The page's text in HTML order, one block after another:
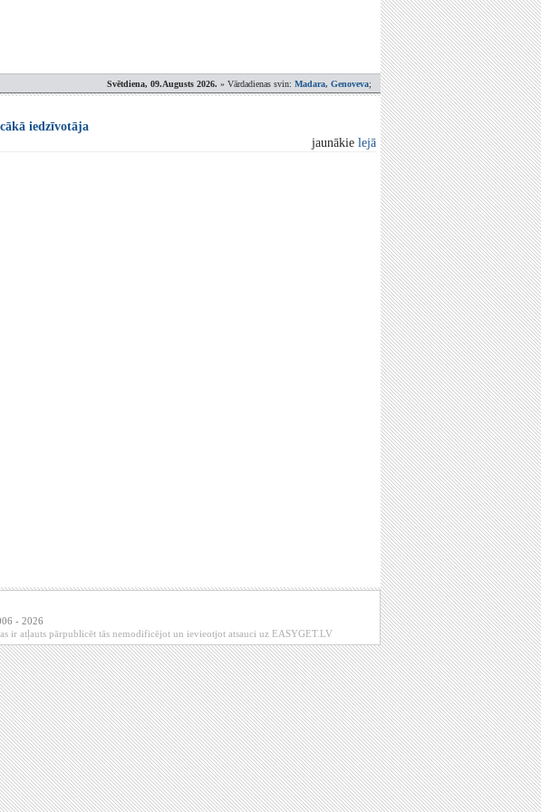
Svētdiena, 09.Augusts 2026. » Vārdadienas svin: Madara, Genoveva;
iedzīvotāja
jaunākie lejā
- 2026
ir atļauts pārpublicēt tās nemodificējot un ievieotjot atsauci uz EASYGET.LV